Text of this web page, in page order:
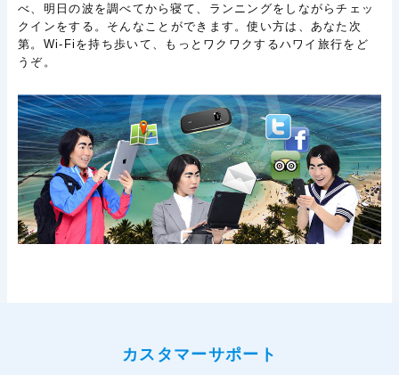
べ、明日の波を調べてから寝て、ランニングをしながらチェッ
クインをする。そんなことができます。使い方は、あなた次
第。Wi-Fiを持ち歩いて、もっとワクワクするハワイ旅行をど
うぞ。
カスタマーサポート